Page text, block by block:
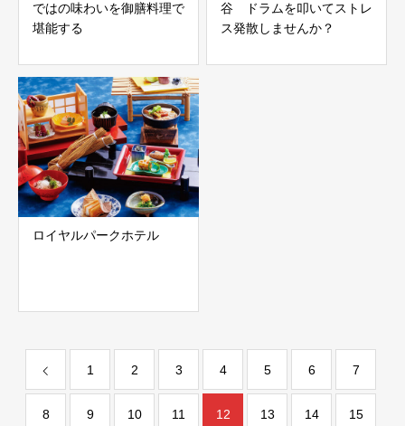
ではの味わいを御膳料理で
堪能する
谷 ドラムを叩いてストレ
ス発散しませんか？
ロイヤルパークホテル
1 2 3 4 5 6 7
8 9 10 11 12 13 14 15